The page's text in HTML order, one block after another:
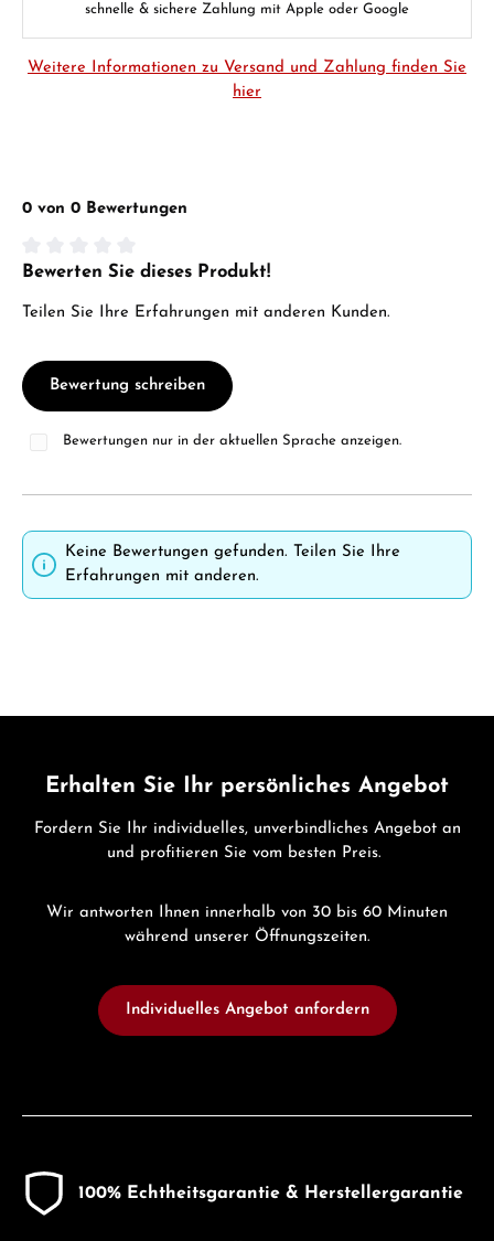
schnelle & sichere Zahlung mit Apple oder Google
Weitere Informationen zu Versand und Zahlung finden Sie
hier
0 von 0 Bewertungen
Durchschnittliche Bewertung von 0 von 5 Sternen
Bewerten Sie dieses Produkt!
Teilen Sie Ihre Erfahrungen mit anderen Kunden.
Bewertung schreiben
Bewertungen nur in der aktuellen Sprache anzeigen.
Keine Bewertungen gefunden. Teilen Sie Ihre
Erfahrungen mit anderen.
Erhalten Sie Ihr persönliches Angebot
Fordern Sie Ihr individuelles, unverbindliches Angebot an
und profitieren Sie vom besten Preis.
Wir antworten Ihnen innerhalb von 30 bis 60 Minuten
während unserer Öffnungszeiten.
Individuelles Angebot anfordern
100% Echtheitsgarantie & Herstellergarantie